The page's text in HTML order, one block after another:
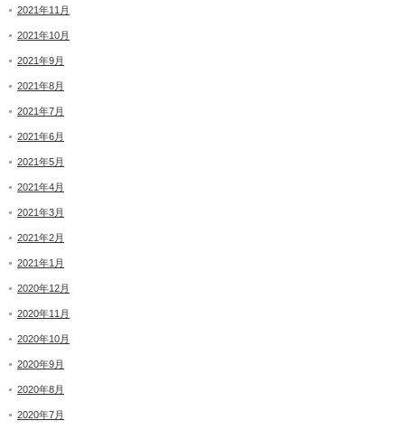
2021年11月
2021年10月
2021年9月
2021年8月
2021年7月
2021年6月
2021年5月
2021年4月
2021年3月
2021年2月
2021年1月
2020年12月
2020年11月
2020年10月
2020年9月
2020年8月
2020年7月